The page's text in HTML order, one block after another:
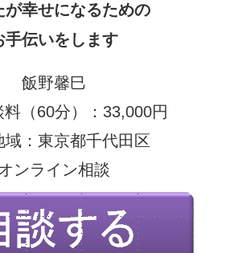
が幸せになるための
手伝いをします
飯野馨巳
（60分）：33,000円
域：東京都千代田区
ンライン相談